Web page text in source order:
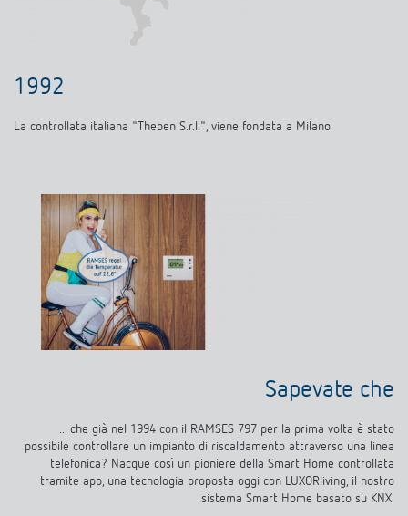
1992
La controllata italiana "Theben S.r.l.", viene fondata a Milano
Sapevate che
... che già nel 1994 con il RAMSES 797 per la prima volta è stato
possibile controllare un impianto di riscaldamento attraverso una linea
telefonica? Nacque così un pioniere della Smart Home controllata
tramite app, una tecnologia proposta oggi con LUXORliving, il nostro
sistema Smart Home basato su KNX.